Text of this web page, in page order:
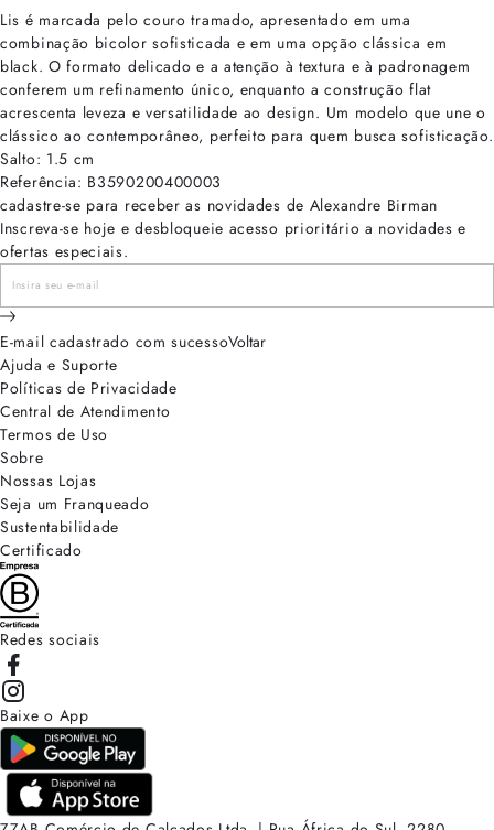
Lis é marcada pelo couro tramado, apresentado em uma
combinação bicolor sofisticada e em uma opção clássica em
black. O formato delicado e a atenção à textura e à padronagem
conferem um refinamento único, enquanto a construção flat
acrescenta leveza e versatilidade ao design. Um modelo que une o
clássico ao contemporâneo, perfeito para quem busca sofisticação.
Salto: 1.5 cm
Referência: B3590200400003
cadastre-se para receber as novidades de Alexandre Birman
Inscreva-se hoje e desbloqueie acesso prioritário a novidades e
ofertas especiais.
E-mail cadastrado com sucessoVoltar
Ajuda e Suporte
Políticas de Privacidade
Central de Atendimento
Termos de Uso
Sobre
Nossas Lojas
Seja um Franqueado
Sustentabilidade
Certificado
Redes sociais
Baixe o App